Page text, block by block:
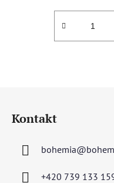
Kontakt
bohemia@
+420 739 133